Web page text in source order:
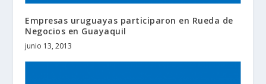
Empresas uruguayas participaron en Rueda de
Negocios en Guayaquil
junio 13, 2013